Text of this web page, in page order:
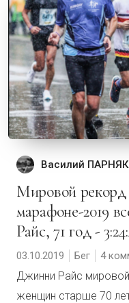
Василий
Мировой рекорд на Берлинском
марафоне-2019
Райс, 71 год -
03.10.2019 Бег 4
Джинни Райс
женщин старше 70